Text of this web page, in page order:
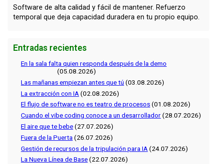
Software de alta calidad y fácil de mantener. Refuerzo
temporal que deja capacidad duradera en tu propio equipo.
Entradas recientes
En la sala falta quien responda después de la demo
(05.08.2026)
Las mañanas empiezan antes que tú (03.08.2026)
La extracción con IA (02.08.2026)
El flujo de software no es teatro de procesos(01.08.2026)
Cuando el vibe coding conoce a un desarrollador(28.07.2026)
El aire que te bebe(27.07.2026)
Fuera de la Puerta (26.07.2026)
Gestión de recursos de la tripulación para IA (24.07.2026)
La Nueva Línea de Base(22.07.2026)